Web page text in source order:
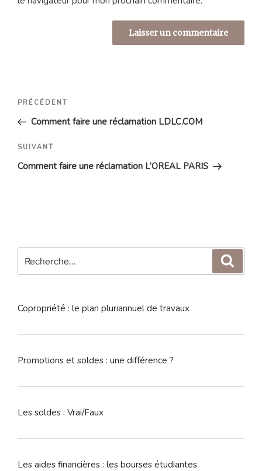
Navigation
l’article
Article
précédent
PRÉCÉDENT
Comment faire une réclamation LDLC.COM
Article
suivant
SUIVANT
Comment faire une réclamation L’OREAL PARIS
pour
Copropriété : le plan pluriannuel de travaux
Promotions et soldes : une différence ?
Les soldes : Vrai/Faux
Les aides financières : les bourses étudiantes